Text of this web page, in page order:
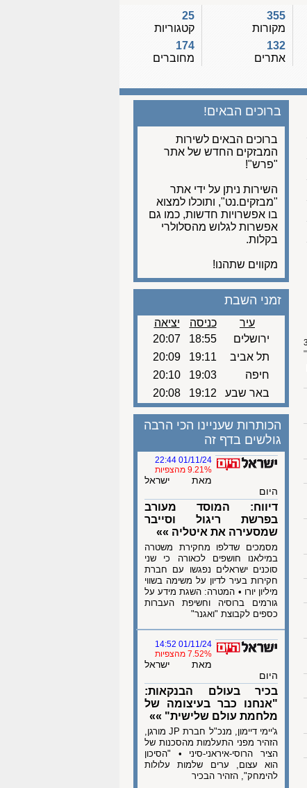
355
מקורות
132
אתרים
25
קטגוריות
174
מחוברים
ברוכים הבאים!
ברוכים הבאים לשירות
המבזקים החדש של אתר
"פרש"!
השירות ניתן על ידי אתר
"מבזקים.נט", ותוכלו למצוא
בו אפשרויות חדשות, כמו גם
אפשרות לגלוש מהסלולרי
בקלות.
מקווים שתהנו!
זמני השבת
עיר כניסה
יציאה
ירושלים
18:55
20:07
תל אביב
19:11
20:09
חיפה
19:03
20:10
באר שבע
19:12
20:08
הכותרות שעניינו הכי הרבה
גולשים בדף זה
01/11/24 22:44
9.21% מהצפיות
מאת ישראל
היום
דיווח: המוסד מעורב
בפרשת ריגול וסייבר
שמסעירה את איטליה »»
מסמכים שדלפו מחקירת משטרה
במילאנו חושפים לכאורה כי שני
סוכנים ישראלים נפגשו עם חברת
חקירות בעיר לדיון על משימה בשווי
מיליון יורו • המטרה: השגת מידע על
גורמים ברוסיה וחשיפת העברות
כספים לקבוצת "ואגנר"
01/11/24 14:52
7.52% מהצפיות
מאת ישראל
היום
בכיר בעולם הבנקאות:
"אנחנו כבר בעיצומה של
מלחמת עולם שלישית" »»
ג'יימי דיימון, מנכ"ל חברת JP מורגן,
הזהיר מפני התעלמות מהסכנות של
הציר הרוסי-איראני-סיני • "הסיכון
הוא עצום, ערים שלמות עלולות
להימחק", הזהיר הבכיר